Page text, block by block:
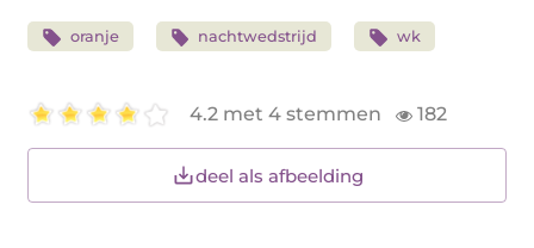
oranje nachtwedstrijd wk
4.2 met 4 stemmen 182
deel als afbeelding